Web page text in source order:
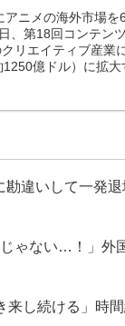
とんでもない
メリカのシステ
ーを導入へ！最
の受け入れ準備
てやってくれ
を改善してくれ
アニメの海外市場
、第18回コンテン
リエイティブ産業
億ドル）に拡大
違いして一発
ゃない…！」外
来し続ける」時